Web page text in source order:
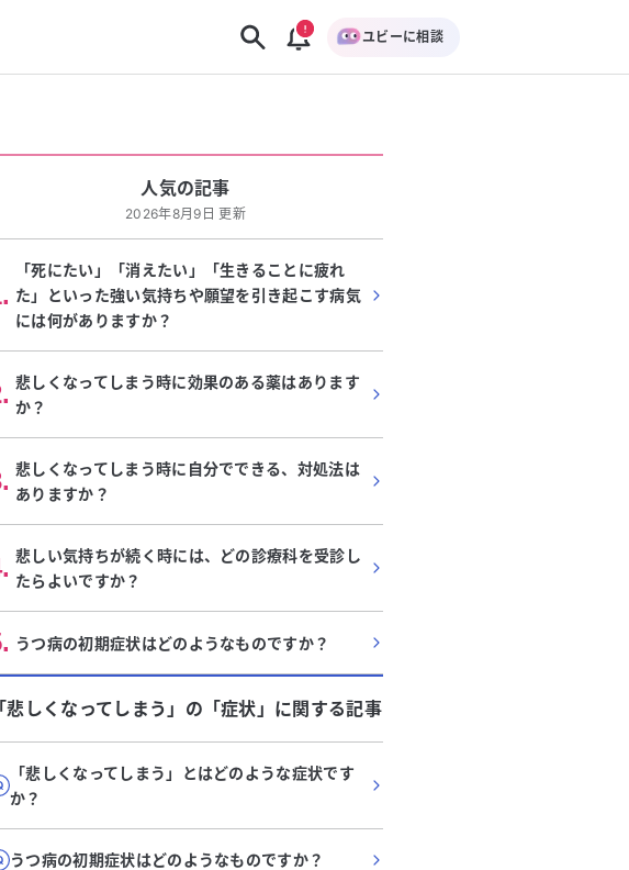
ユビーに相談
50代・女性
これは抑うつ状態でしょうか？適応
障害の再発の可能性はありますか？
職場が近づくと涙が出てしまい、職場にい
人気の記事
2026年8月9日 更新
.
「死にたい」「消えたい」「生きることに疲れ
た」といった強い気持ちや願望を引き起こす病気
には何がありますか？
. 悲しくなってしまう時に効果のある薬はあります
か？
. 悲しくなってしまう時に自分でできる、対処法は
ありますか？
. 悲しい気持ちが続く時には、どの診療科を受診し
たらよいですか？
. うつ病の初期症状はどのようなものですか？
「悲しくなってしまう」 の「症状 」に関する記事
「悲しくなってしまう」とはどのような症状です
か？
うつ病の初期症状はどのようなものですか？